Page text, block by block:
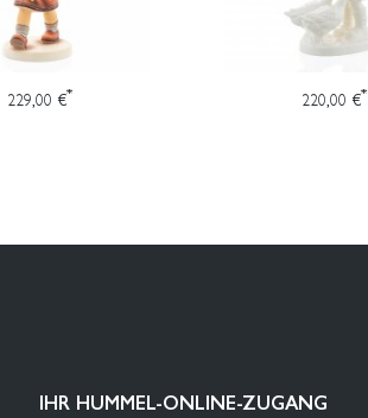
229,00 €* 220,00 €*
IHR HUMMEL-ONLINE-ZUGANG